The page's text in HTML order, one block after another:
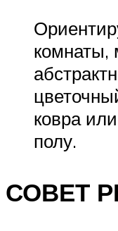
комнаты,
ковра
полу.
СОВЕТ